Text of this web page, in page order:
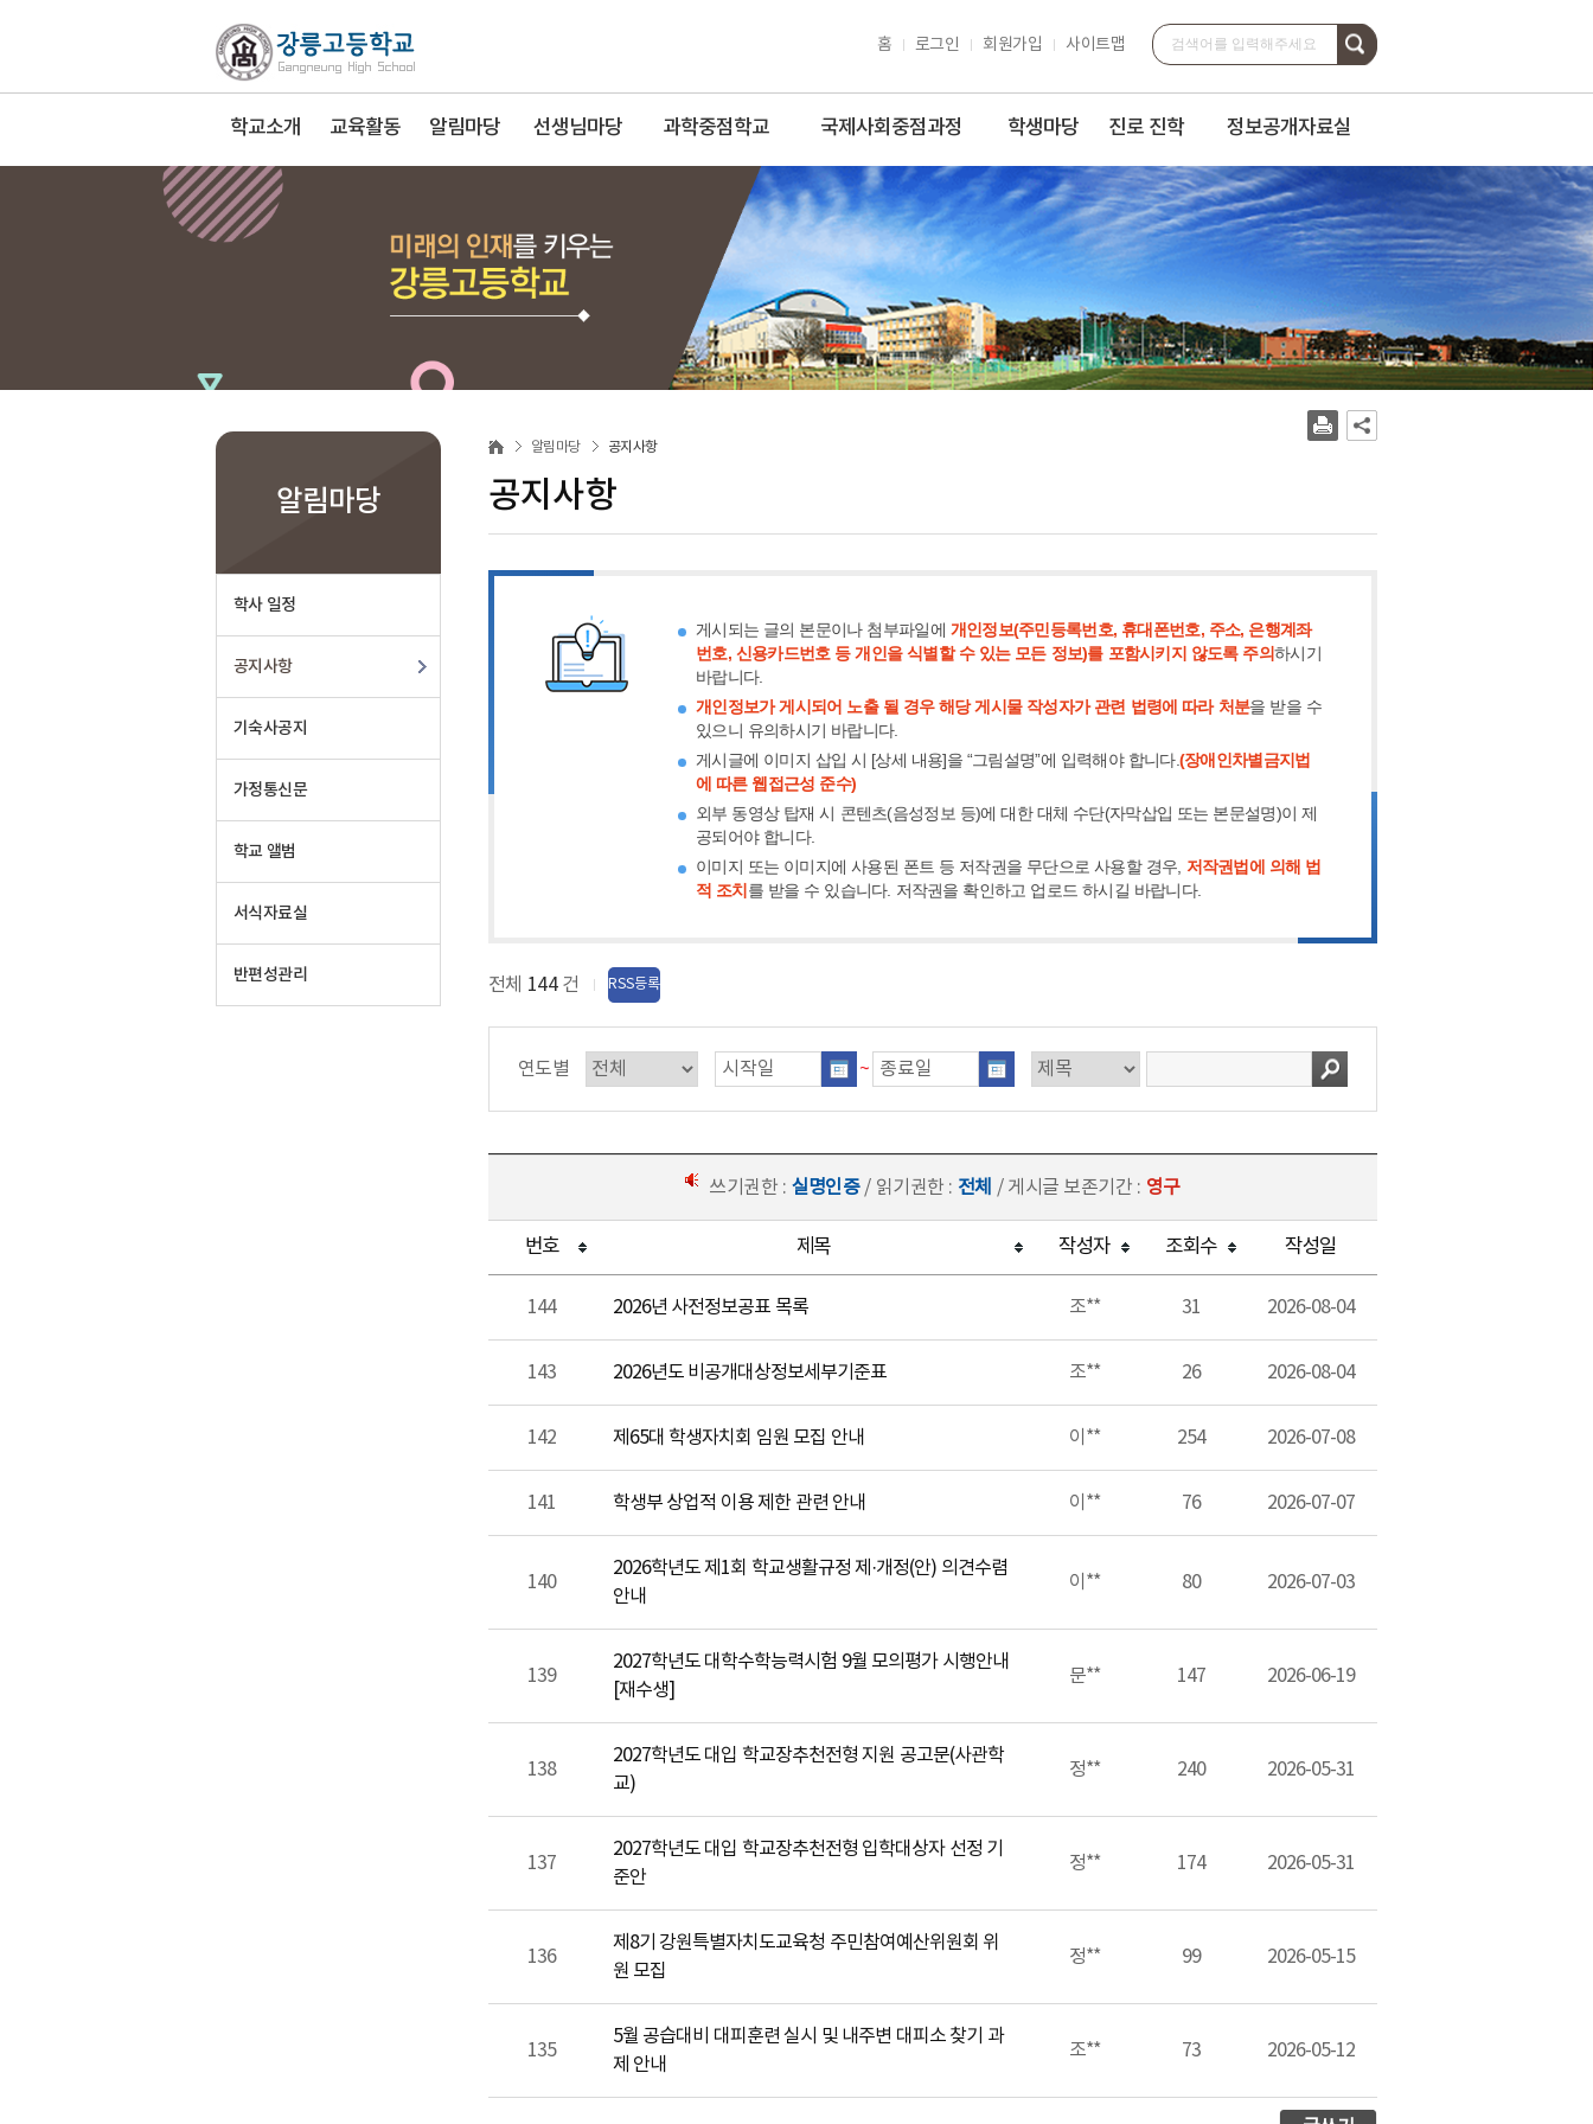
검
색
검색
홈 로그인 회원가입 사이트맵
학교소개 교육활동 알림마당 선생님마당 과학중점학교 국제사회중점과정 학생마당 진로 진학 정보공개자료실
알림마당
학사 일정
공지사항
기숙사공지
가정통신문
학교 앨범
서식자료실
반편성관리
사
항
알림마당 공지사항
공지사항
게시되는 글의 본문이나 첨부파일에 개인정보(주민등록번호, 휴대폰번호, 주소, 은행계좌
번호, 신용카드번호 등 개인을 식별할 수 있는 모든 정보)를 포함시키지 않도록 주의하시기
바랍니다.
개인정보가 게시되어 노출 될 경우 해당 게시물 작성자가 관련 법령에 따라 처분을 받을 수
있으니 유의하시기 바랍니다.
게시글에 이미지 삽입 시 [상세 내용]을 “그림설명”에 입력해야 합니다.(장애인차별금지법
에 따른 웹접근성 준수)
외부 동영상 탑재 시 콘텐츠(음성정보 등)에 대한 대체 수단(자막삽입 또는 본문설명)이 제
공되어야 합니다.
이미지 또는 이미지에 사용된 폰트 등 저작권을 무단으로 사용할 경우, 저작권법에 의해 법
적 조치 를 받을 수 있습니다. 저작권을 확인하고 업로드 하시길 바랍니다.
전체 144 건 RSS등록
연도별 ~
쓰기권한 : 실명인증/ 읽기권한 : 전체 / 게시글 보존기간 : 영구
번호 제목 작성자 조회수 작성일
144 2026년 사전정보공표 목록 조** 31 2026-08-04
143 2026년도 비공개대상정보세부기준표 조** 26 2026-08-04
142 제65대 학생자치회 임원 모집 안내 이** 254 2026-07-08
141 학생부 상업적 이용 제한 관련 안내 이** 76 2026-07-07
140
2026학년도 제1회 학교생활규정 제·개정(안) 의견수렴
안내
이** 80 2026-07-03
139
2027학년도 대학수학능력시험 9월 모의평가 시행안내
[재수생]
문** 147 2026-06-19
138
2027학년도 대입 학교장추천전형 지원 공고문(사관학
교)
정** 240 2026-05-31
137
2027학년도 대입 학교장추천전형 입학대상자 선정 기
준안
정** 174 2026-05-31
136
제8기 강원특별자치도교육청 주민참여예산위원회 위
원 모집
정** 99 2026-05-15
135
5월 공습대비 대피훈련 실시 및 내주변 대피소 찾기 과
제 안내
조** 73 2026-05-12